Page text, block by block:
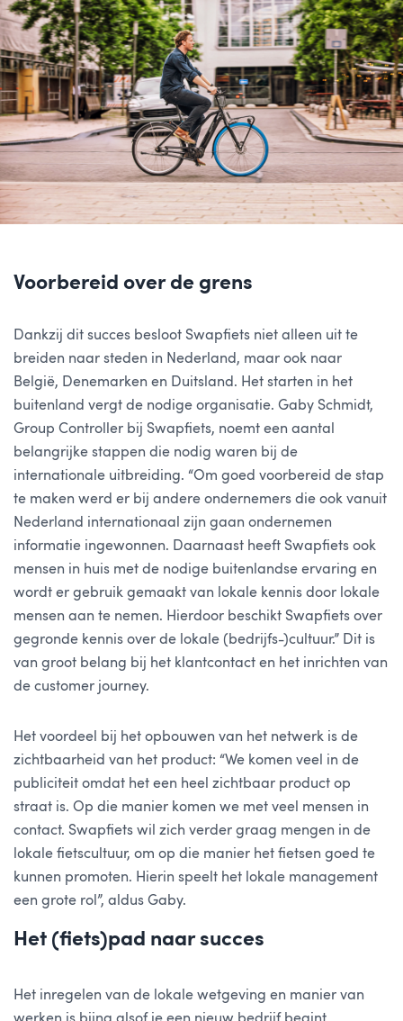
Voorbereid over de grens
Dankzij dit succes besloot Swapfiets niet alleen uit te
breiden naar steden in Nederland, maar ook naar
België, Denemarken en Duitsland. Het starten in het
buitenland vergt de nodige organisatie. Gaby Schmidt,
Group Controller bij Swapfiets, noemt een aantal
belangrijke stappen die nodig waren bij de
internationale uitbreiding. “Om goed voorbereid de stap
te maken werd er bij andere ondernemers die ook vanuit
Nederland internationaal zijn gaan ondernemen
informatie ingewonnen. Daarnaast heeft Swapfiets ook
mensen in huis met de nodige buitenlandse ervaring en
wordt er gebruik gemaakt van lokale kennis door lokale
mensen aan te nemen. Hierdoor beschikt Swapfiets over
gegronde kennis over de lokale (bedrijfs-)cultuur.” Dit is
van groot belang bij het klantcontact en het inrichten van
de customer journey.
Het voordeel bij het opbouwen van het netwerk is de
zichtbaarheid van het product: “We komen veel in de
publiciteit omdat het een heel zichtbaar product op
straat is. Op die manier komen we met veel mensen in
contact. Swapfiets wil zich verder graag mengen in de
lokale fietscultuur, om op die manier het fietsen goed te
kunnen promoten. Hierin speelt het lokale management
een grote rol”, aldus Gaby.
Het (fiets)pad naar succes
Het inregelen van de lokale wetgeving en manier van